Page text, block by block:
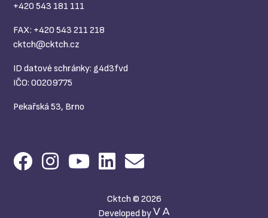
+420 543 181 111
FAX: +420 543 211 218
cktch@cktch.cz
ID datové schránky: g4d3fvd
IČO: 00209775
Pekařská 53, Brno
Cktch © 2026
Developed by